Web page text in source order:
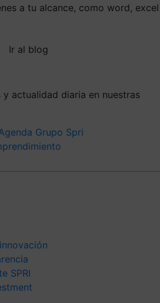
a tu alcance, como word, excel
Ir al blog
y actualidad diaria en nuestras
Grupo Spri
SPRI